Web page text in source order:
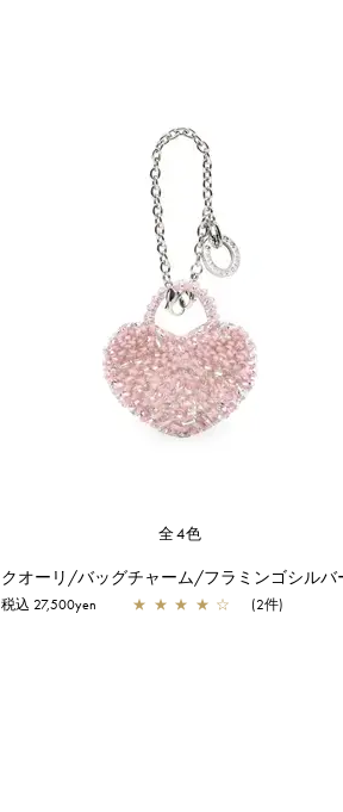
全4色
クオーリ/バッグチャーム/フラミンゴシルバ
税込 27,500yen ★ ★ ★ ★ ☆ (2件)